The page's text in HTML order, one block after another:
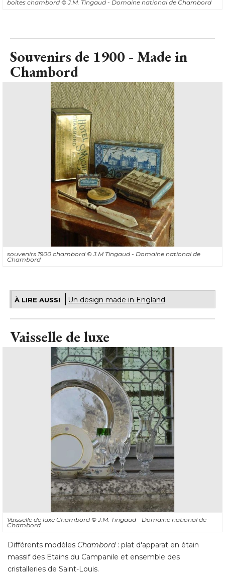
boîtes chambord © J.M. Tingaud - Domaine national de Chambord
Souvenirs de 1900 - Made in
Chambord
souvenirs 1900 chambord © J.M Tingaud - Domaine national de
Chambord
À LIRE AUSSI Un design made in England
Vaisselle de luxe
Vaisselle de luxe Chambord © J.M. Tingaud - Domaine national de
Chambord
Différents modèles Chambord : plat d'apparat en étain
massif des Etains du Campanile et ensemble des
cristalleries de Saint-Louis.